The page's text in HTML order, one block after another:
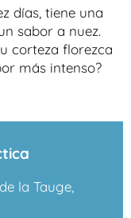
días, tiene una
sabor a nuez.
corteza florezca
más intenso?
la Tauge,